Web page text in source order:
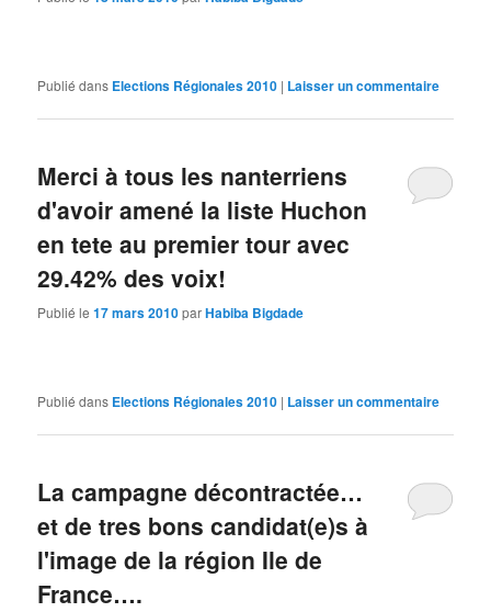
Publié dans Elections Régionales 2010 | Laisser un commentaire
Merci à tous les nanterriens
d'avoir amené la liste Huchon
en tete au premier tour avec
29.42% des voix!
Publié le17 mars 2010parHabiba Bigdade
Publié dans Elections Régionales 2010 | Laisser un commentaire
La campagne décontractée…
et de tres bons candidat(e)s à
l'image de la région Ile de
France….